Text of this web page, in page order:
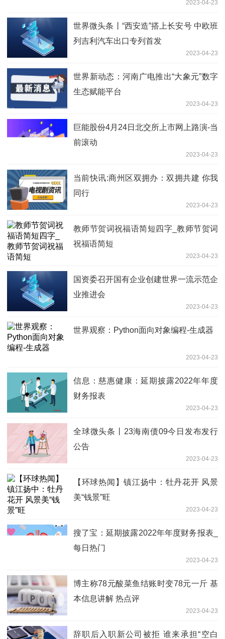
2023-04-23
世界微头条丨“西安造”搭上长安号 中欧班
列吉利汽车出口专列首发
2023-04-23
世界新动态：河南广电推出“大象元”数字
生态赋能平台
2023-04-23
巨能股份4月24日北交所上市网上路演-当
前滚动
2023-04-23
当前快讯:商州区双拥办：双拥共建 你我
同行
2023-04-23
教师节贺词祝福语简短四字_教师节贺词
祝福语简短
2023-04-23
国资委召开国有企业创建世界一流示范企
业推进会
2023-04-23
世界观察：Python面向对象编程-生成器
2023-04-23
信息：慈惠健康：延期披露2022年年度
财务报表
2023-04-23
全球微头条丨23海南债09今日发布发行
公告
2023-04-23
【环球热闻】镇江扬中：牡丹花开 风景
美“钱景”旺
2023-04-23
搜了宝：延期披露2022年年度财务报表_
每日热门
2023-04-23
博主称78元酸菜鱼结账时变78元一斤 基
本信息讲解 热点评
2023-04-23
辞职后入职新公司被拒 谁来承担“空白